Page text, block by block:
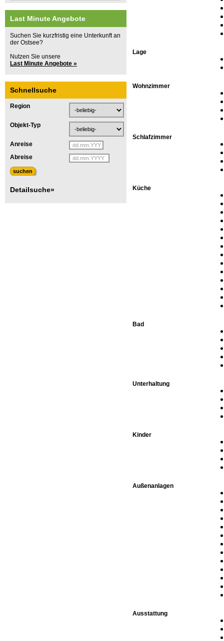
Last Minute Angebote
Suchen Sie kurzfristig eine Unterkunft an
der Ostsee?
Nutzen Sie unsere
Last Minute Angebote »
Schnellsuche
Region
Objekt-Typ
Anreise
Abreise
Detailsuche»
Lage
Wohnzimmer
Schlafzimmer
Küche
Bad
Unterhaltung
Kinder
Außenanlagen
Ausstattung